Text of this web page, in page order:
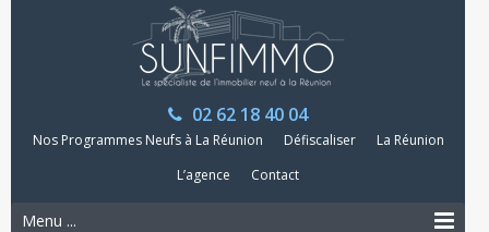
02 62 18 40 04
Nos Programmes Neufs à La Réunion Défiscaliser
La Réunion
L’agence
Contact
Menu ...